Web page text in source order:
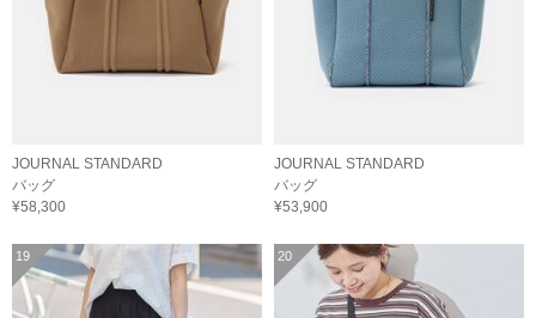
JOURNAL STANDARD
バッグ
¥58,300
JOURNAL STANDARD
バッグ
¥53,900
19 20